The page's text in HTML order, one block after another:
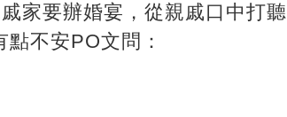
家要辦婚宴，從親戚口中打聽
不安PO文問：